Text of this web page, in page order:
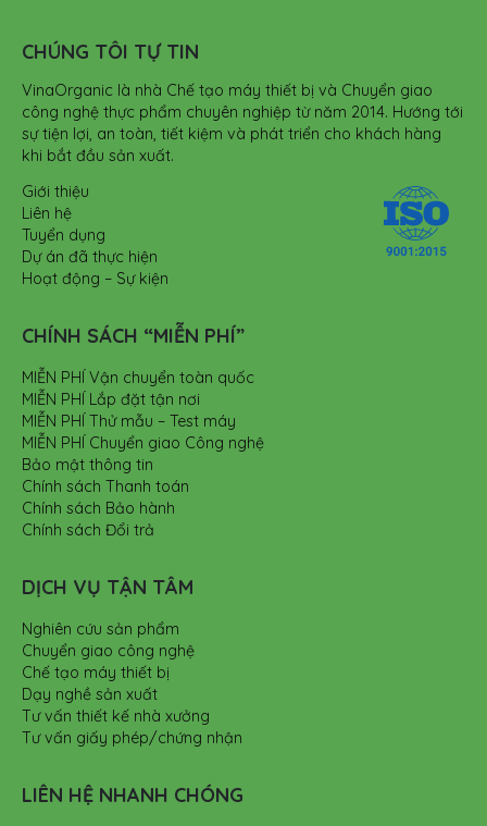
CHÚNG TÔI TỰ TIN
VinaOrganic là nhà Chế tạo máy thiết bị và Chuyển giao
công nghệ thực phẩm chuyên nghiệp từ năm 2014. Hướng tới
sự tiện lợi, an toàn, tiết kiệm và phát triển cho khách hàng
khi bắt đầu sản xuất.
Giới thiệu
Liên hệ
Tuyển dụng
Dự án đã thực hiện
Hoạt động – Sự kiện
CHÍNH SÁCH “MIỄN PHÍ”
MIỄN PHÍ Vận chuyển toàn quốc
MIỄN PHÍ Lắp đặt tận nơi
MIỄN PHÍ Thử mẫu – Test máy
MIỄN PHÍ Chuyển giao Công nghệ
Bảo mật thông tin
Chính sách Thanh toán
Chính sách Bảo hành
Chính sách Đổi trả
DỊCH VỤ TẬN TÂM
Nghiên cứu sản phẩm
Chuyển giao công nghệ
Chế tạo máy thiết bị
Dạy nghề sản xuất
Tư vấn thiết kế nhà xưởng
Tư vấn giấy phép/chứng nhận
LIÊN HỆ NHANH CHÓNG